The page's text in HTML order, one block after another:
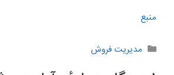
منبع
دسته‌ها
مدیریت فروش